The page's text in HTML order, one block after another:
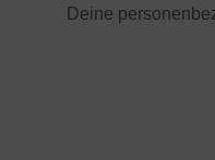
Deine